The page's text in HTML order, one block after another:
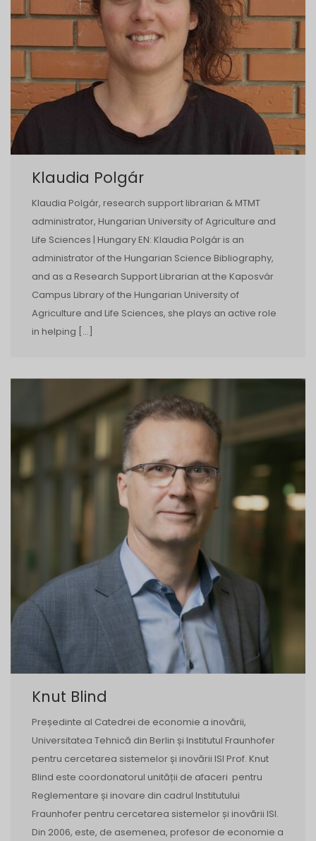
Klaudia Polgár
Klaudia Polgár, research support librarian & MTMT
administrator, Hungarian University of Agriculture and
Life Sciences | Hungary EN: Klaudia Polgár is an
administrator of the Hungarian Science Bibliography,
and as a Research Support Librarian at the Kaposvár
Campus Library of the Hungarian University of
Agriculture and Life Sciences, she plays an active role
in helping […]
Knut Blind
Președinte al Catedrei de economie a inovării,
Universitatea Tehnică din Berlin și Institutul Fraunhofer
pentru cercetarea sistemelor și inovării ISI Prof. Knut
Blind este coordonatorul unității de afaceri pentru
Reglementare și inovare din cadrul Institutului
Fraunhofer pentru cercetarea sistemelor și inovării ISI.
Din 2006, este, de asemenea, profesor de economie a